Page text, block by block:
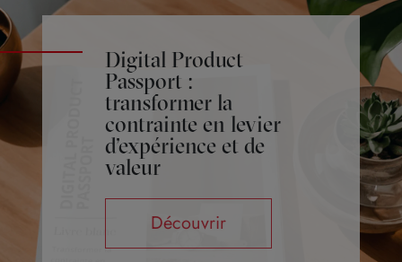
Digital Product
Passport :
transformer la
contrainte en levier
d’expérience et de
valeur
Découvrir